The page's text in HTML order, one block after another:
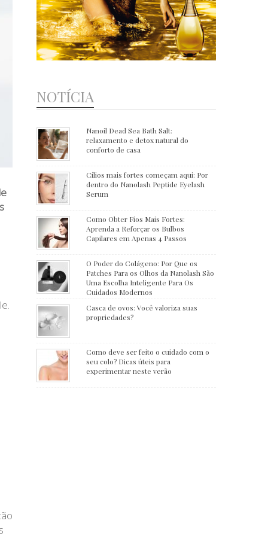
NOTÍCIA
Nanoil Dead Sea Bath Salt:
relaxamento e detox natural do
conforto de casa
Cílios mais fortes começam aqui: Por
dentro do Nanolash Peptide Eyelash
Serum
Como Obter Fios Mais Fortes:
Aprenda a Reforçar os Bulbos
Capilares em Apenas 4 Passos
O Poder do Colágeno: Por Que os
Patches Para os Olhos da Nanolash São
Uma Escolha Inteligente Para Os
Cuidados Modernos
Casca de ovos: Você valoriza suas
propriedades?
Como deve ser feito o cuidado com o
seu colo? Dicas úteis para
experimentar neste verão